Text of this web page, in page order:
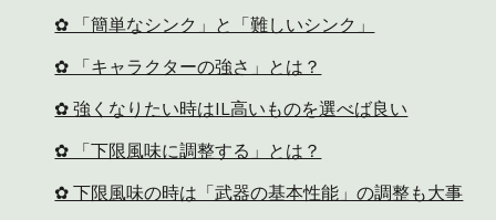
✿ 「簡単なシンク」と「難しいシンク」
✿ 「キャラクターの強さ」とは？
✿ 強くなりたい時はIL高いものを選べば良い
✿ 「下限風味に調整する」とは？
✿ 下限風味の時は「武器の基本性能」の調整も大事